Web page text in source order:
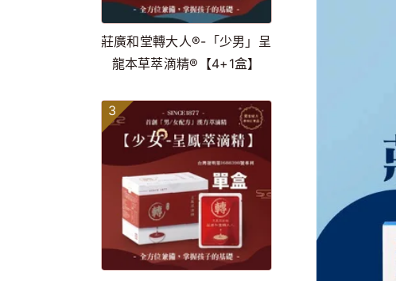
莊廣和堂轉大人®-「少男」呈
龍本草萃滴精®【4+1盒】
3